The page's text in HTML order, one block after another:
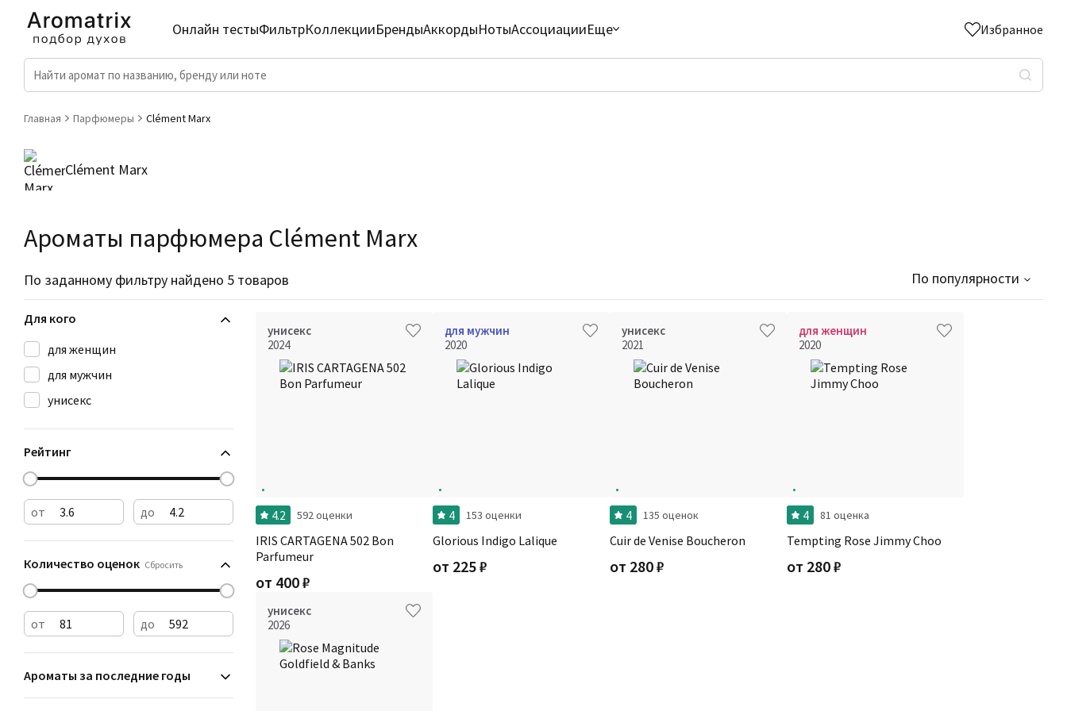
Онлайн тестыФильтрКоллекцииБрендыАккордыНотыАссоциацииЕще Избранное
Главная Парфюмеры Clément Marx
Clément Marx
Ароматы парфюмера Clément Marx
По заданному фильтру найдено 5 товаров По популярности
Для кого
для женщин
для мужчин
унисекс
Рейтинг
от до
Количество оценок Сбросить
от до
Ароматы за последние годы
унисекс
2024
4.2 592 оценки
IRIS CARTAGENA 502 Bon
Parfumeur
от 400₽
для мужчин
2020
4 153 оценки
Glorious Indigo Lalique
от 225₽
унисекс
2021
4 135 оценок
Cuir de Venise Boucheron
от 280₽
для женщин
2020
4 81 оценка
Tempting Rose Jimmy Choo
от 280₽
унисекс
2026